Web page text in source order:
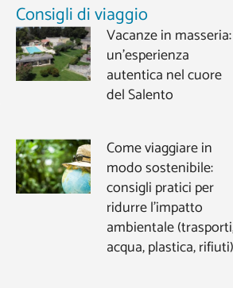
Consigli di viaggio
Vacanze in masseria:
un’esperienza
autentica nel cuore
del Salento
Come viaggiare in
modo sostenibile:
consigli pratici per
ridurre l’impatto
ambientale
acqua, plastica, rifiuti)